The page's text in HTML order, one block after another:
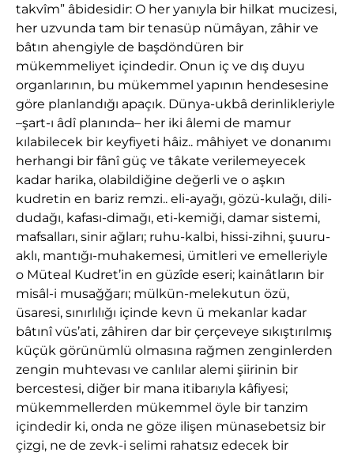
takvîm” âbidesidir: O her yanıyla bir hilkat mucizesi,
her uzvunda tam bir tenasüp nümâyan, zâhir ve
bâtın ahengiyle de başdöndüren bir
mükemmeliyet içindedir. Onun iç ve dış duyu
organlarının, bu mükemmel yapının hendesesine
göre planlandığı apaçık. Dünya-ukbâ derinlikleriyle
–şart-ı âdî planında– her iki âlemi de mamur
kılabilecek bir keyfiyeti hâiz.. mâhiyet ve donanımı
herhangi bir fânî güç ve tâkate verilemeyecek
kadar harika, olabildiğine değerli ve o aşkın
kudretin en bariz remzi.. eli-ayağı, gözü-kulağı, dili-
dudağı, kafası-dimağı, eti-kemiği, damar sistemi,
mafsalları, sinir ağları; ruhu-kalbi, hissi-zihni, şuuru-
aklı, mantığı-muhakemesi, ümitleri ve emelleriyle
o Müteal Kudret’in en güzîde eseri; kainâtların bir
misâl-i musağğarı; mülkün-melekutun özü,
üsaresi, sınırlılığı içinde kevn ü mekanlar kadar
bâtınî vüs’ati, zâhiren dar bir çerçeveye sıkıştırılmış
küçük görünümlü olmasına rağmen zenginlerden
zengin muhtevası ve canlılar alemi şiirinin bir
bercestesi, diğer bir mana itibarıyla kâfiyesi;
mükemmellerden mükemmel öyle bir tanzim
içindedir ki, onda ne göze ilişen münasebetsiz bir
çizgi, ne de zevk-i selimi rahatsız edecek bir